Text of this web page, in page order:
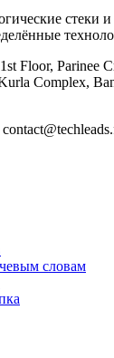
стеки
Floor, Parinee
Complex,
словам